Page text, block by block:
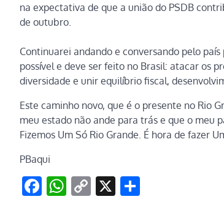
na expectativa de que a união do PSDB
de outubro.
Continuarei andando e conversando pelo
possível e deve ser feito no Brasil: atacar os
diversidade e unir equilíbrio fiscal,
Este caminho novo, que é o presente no Rio
meu estado não ande para trás e que o meu
Fizemos Um Só Rio Grande. É hora de fazer
PBaqui
Facebook
WhatsApp
Copy
X